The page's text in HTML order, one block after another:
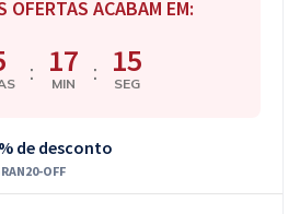
OFERTAS ACABAM EM:
: 17
MIN : 15
SEG
de desconto
OFF